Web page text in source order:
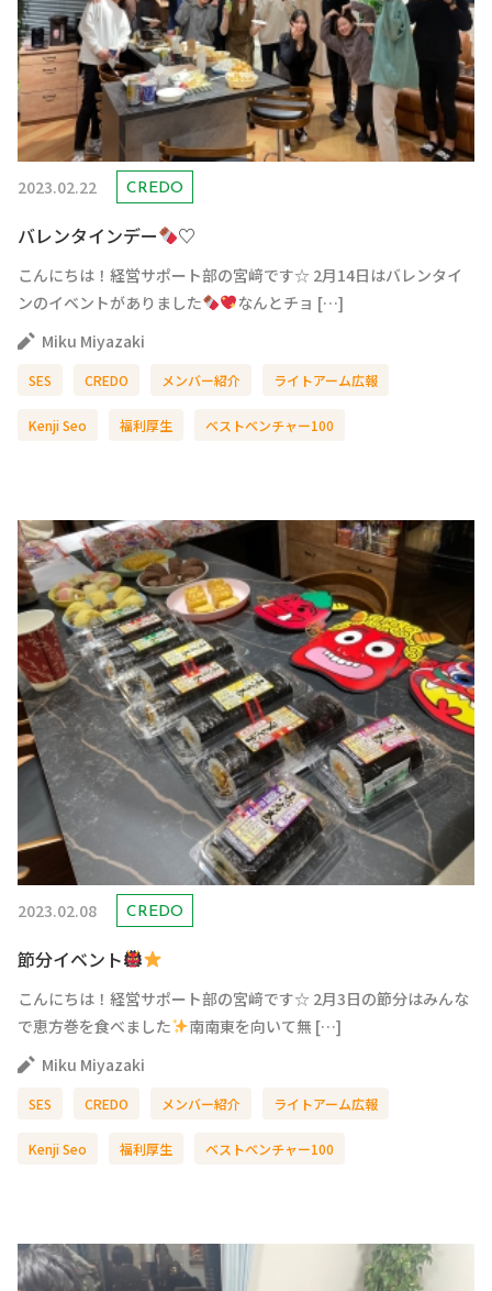
2023.02.22 CREDO
バレンタインデー ♡
こんにちは！経営サポート部の宮﨑です☆ 2月14日はバレンタイ
ンのイベントがありました
なんとチョ […]
Miku Miyazaki
SES CREDO メンバー紹介 ライトアーム広報
Kenji Seo 福利厚生 ベストベンチャー100
2023.02.08 CREDO
節分イベント
こんにちは！経営サポート部の宮﨑です☆ 2月3日の節分はみんな
で恵方巻を食べました
南南東を向いて無 […]
Miku Miyazaki
SES CREDO メンバー紹介 ライトアーム広報
Kenji Seo 福利厚生 ベストベンチャー100